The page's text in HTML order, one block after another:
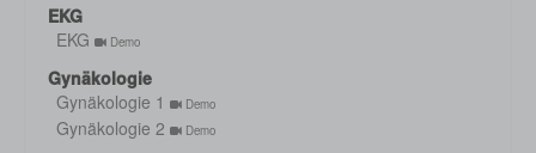
EKG
EKG
Demo
Gynäkologie
Gynäkologie 1
Demo
Gynäkologie 2 Demo